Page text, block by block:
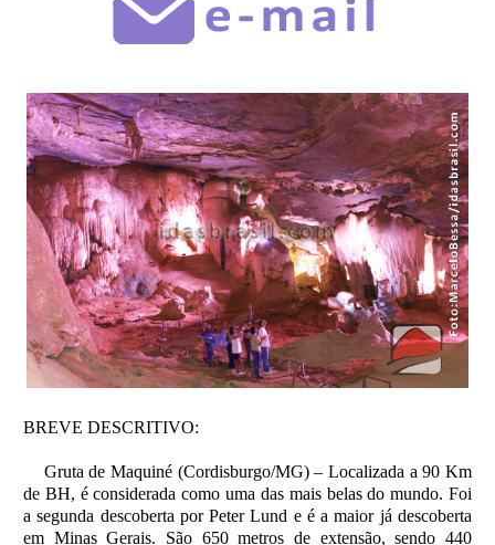
BREVE DESCRITIVO:
Gruta de Maquiné (Cordisburgo/MG) – Localizada a 90 Km
de BH, é considerada como uma das mais belas do mundo. Foi
a segunda descoberta por Peter Lund e é a maior já descoberta
em Minas Gerais. São 650 metros de extensão, sendo 440